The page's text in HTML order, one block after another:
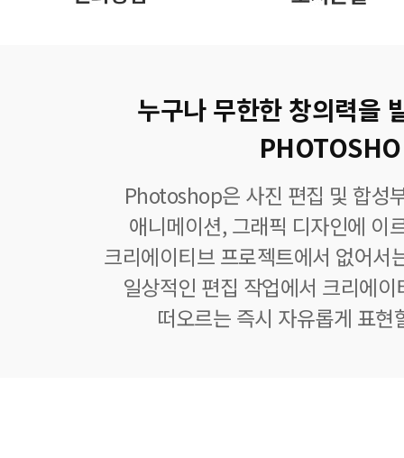
누구나 무한한 창의력을
Photoshop은 사진 편집 및 합성
애니메이션, 그래픽 디자인에 이
크리에이티브 프로젝트에서 없어서
일상적인 편집 작업에서 크리에
떠오르는 즉시 자유롭게 표현